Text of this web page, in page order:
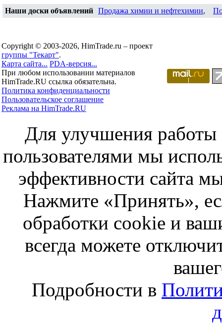
Наши доски объявлений Продажа химии и нефтехимии,
Copyright © 2003-2026, HimTrade.ru – проект
группы "Текарт".
Карта сайта... PDA-версия...
При любом использовании материалов
HimTrade.RU ссылка обязательна.
Политика конфиденциальности
Пользовательское соглашение
Реклама на HimTrade.RU
Для улучшения работы
пользователями мы
эффективности сайта
Нажмите «Принять»,
обработки cookie и
всегда можете
Подробности в